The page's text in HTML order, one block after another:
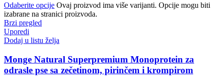
Odaberite opcije Ovaj proizvod ima više varijanti. Opcije mogu biti
izabrane na stranici proizvoda.
Brzi pregled
Uporedi
Dodaj u listu želja
Monge Natural Superpremium Monoprotein za
odrasle pse sa zečetinom, pirinčem i krompirom